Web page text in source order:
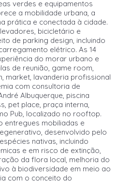
verdes e equipamentos
a mobilidade urbana, a
prática e conectada à cidade.
bicicletário e
de parking design, incluindo
elétrico. As 14
do morar urbano e
de reunião, game room,
market, lavanderia profissional
com consultoria de
Albuquerque, piscina
pet place, praça interna,
Pub, localizado no rooftop.
entregues mobiliadas e
desenvolvido pelo
nativas, incluindo
e em risco de extinção,
da flora local, melhoria do
à biodiversidade em meio ao
com o conceito do